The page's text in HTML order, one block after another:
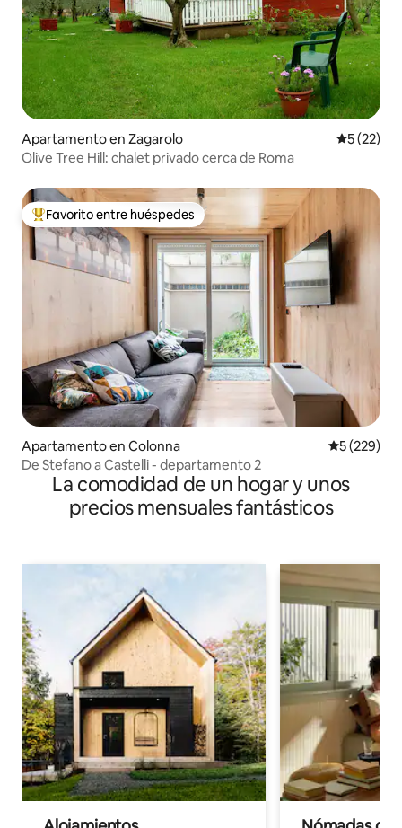
Apartamento en Zagarolo
5 (22)
Olive Tree Hill: chalet privado cerca de Roma
Favorito entre huéspedes preferido
Favorito entre huéspedes
Apartamento en Colonna
5 (229)
De Stefano a Castelli - departamento 2
La comodidad de un hogar y unos
precios mensuales fantásticos